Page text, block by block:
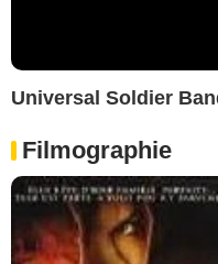
Universal Soldier
Filmographie